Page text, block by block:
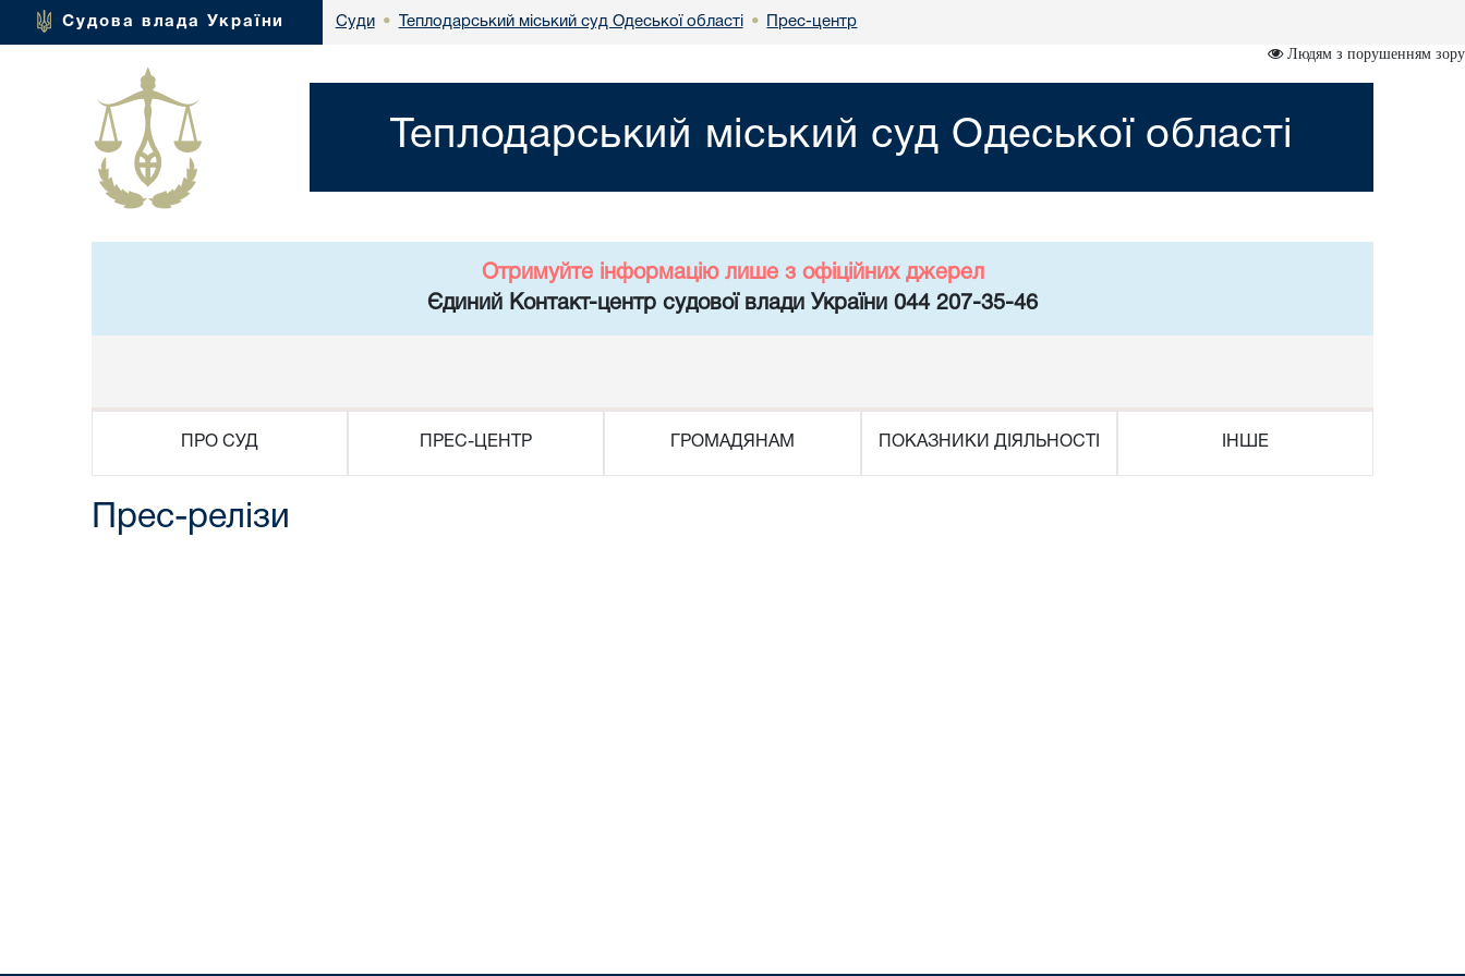
Судова влада України Суди • Теплодарський міський суд Одеської області • Прес-центр
Людям з порушенням зору
Теплодарський міський суд Одеської області
Отримуйте інформацію лише з офіційних джерел
Єдиний Контакт-центр судової влади України 044 207-35-46
ПРО СУД ПРЕС-ЦЕНТР ГРОМАДЯНАМ ПОКАЗНИКИ ДІЯЛЬНОСТІ ІНШЕ
Прес-релізи